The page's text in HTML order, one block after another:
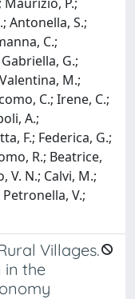
Antonella, S.;
C.;
G.;
M.;
C.; Irene, C.;
A.;
F.; Federica, G.;
R.; Beatrice,
V. N.; Calvi, M.;
V.;
Villages.
in the